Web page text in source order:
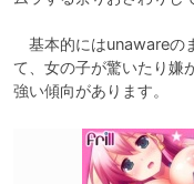
基本的にはunawareの
て、女の子が驚いたり嫌
強い傾向があります。